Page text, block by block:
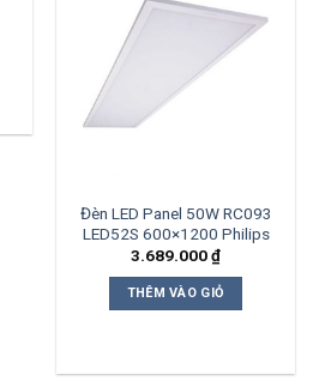
Đèn LED Panel 50W RC093
LED52S 600×1200 Philips
3.689.000₫
THÊM VÀO GIỎ